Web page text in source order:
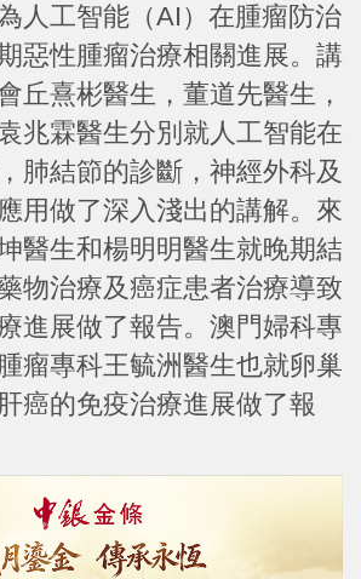
人工智能（AI）在腫瘤防治
惡性腫瘤治療相關進展。講
丘熹彬醫生，董道先醫生，
兆霖醫生分別就人工智能在
肺結節的診斷，神經外科及
用做了深入淺出的講解。來
醫生和楊明明醫生就晚期結
物治療及癌症患者治療導致
進展做了報告。澳門婦科專
瘤專科王毓洲醫生也就卵巢
癌的免疫治療進展做了報